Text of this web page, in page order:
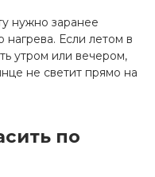
нужно заранее
нагрева. Если летом в
утром или вечером,
не светит прямо на
по